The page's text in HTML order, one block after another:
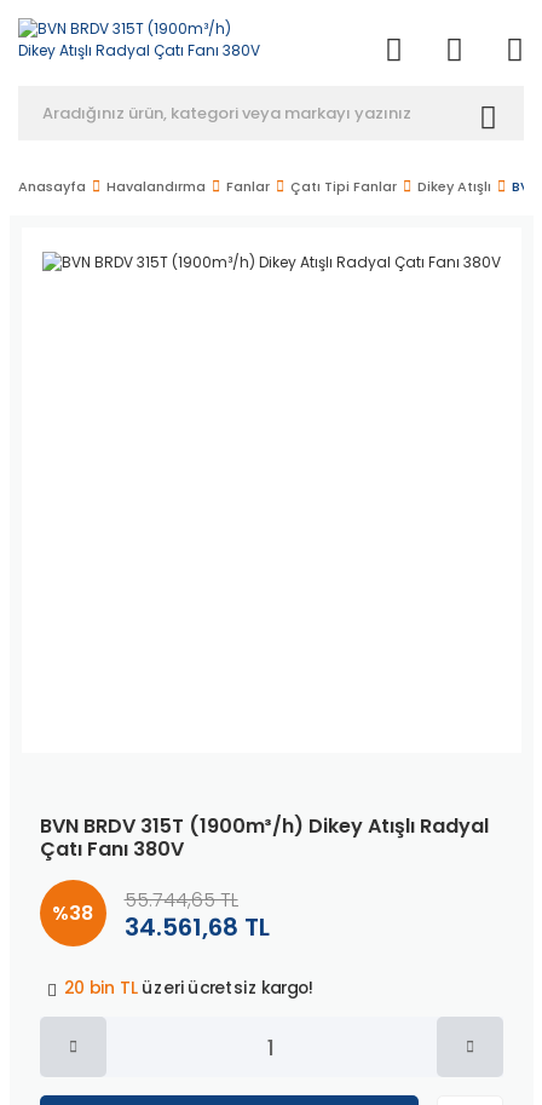
Anasayfa Havalandırma Fanlar Çatı Tipi Fanlar Dikey Atışlı
BVN BRDV 315T (1900m³/h) Dikey Atışlı Radyal
Çatı Fanı 380V
%38 34.561,68 TL
55.744,65 TL
20 bin TLüzeri ücretsiz kargo!
40 bin TL
Peşin fiyatına
üzeri ücretsiz kargo!